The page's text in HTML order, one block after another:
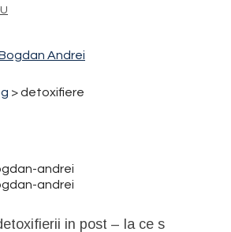
>detoxifiere
in post – la ce s